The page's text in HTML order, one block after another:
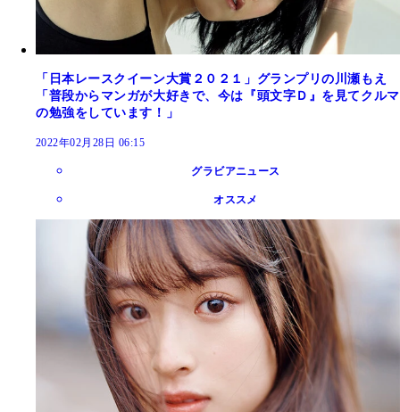
「日本レースクイーン大賞２０２１」グランプリの川瀬もえ
「普段からマンガが大好きで、今は『頭文字Ｄ』を見てクルマ
の勉強をしています！」
2022年02月28日 06:15
グラビアニュース
オススメ